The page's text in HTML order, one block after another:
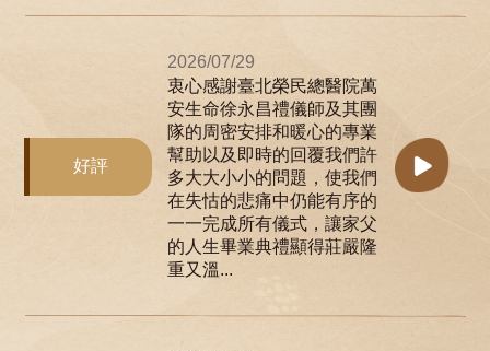
好評
2026/07/29
衷心感謝臺北榮民總醫院萬
安生命徐永昌禮儀師及其團
隊的周密安排和暖心的專業
幫助以及即時的回覆我們許
多大大小小的問題，使我們
在失怙的悲痛中仍能有序的
一一完成所有儀式，讓家父
的人生畢業典禮顯得莊嚴隆
重又溫...